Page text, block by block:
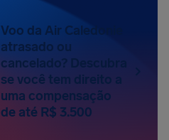
Voo da Air Caledonie
atrasado ou
cancelado? Descubra
se você tem direito a
uma compensação
de até R$ 3.500